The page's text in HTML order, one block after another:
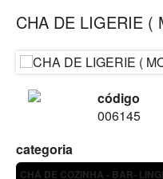
CHA DE LIGERIE (
código
006145
categoria
CHÁ DE COZINHA - BAR-